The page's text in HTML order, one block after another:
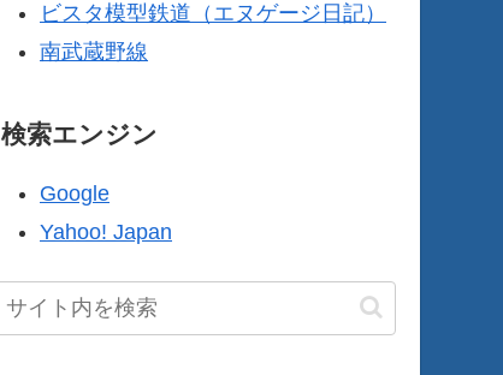
ビスタ模型鉄道（エヌゲージ日記）
南武蔵野線
検索エンジン
Google
Yahoo! Japan